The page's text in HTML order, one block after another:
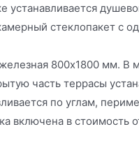
устанавливается
стеклопакет с
800х1800 мм. В
часть террасы
по углам,
включена в стоимость